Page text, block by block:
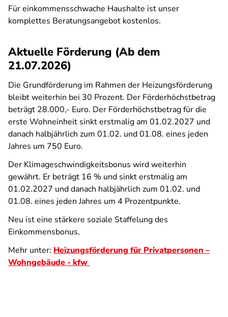
Für einkommensschwache Haushalte ist unser
komplettes Beratungsangebot kostenlos.
Aktuelle Förderung (Ab dem
21.07.2026)
Die Grundförderung im Rahmen der Heizungsförderung
bleibt weiterhin bei 30 Prozent. Der Förderhöchstbetrag
beträgt 28.000,- Euro. Der Förderhöchst­betrag für die
erste Wohn­einheit sinkt erstmalig am 01.02.2027 und
danach halb­jährlich zum 01.02. und 01.08. eines jeden
Jahres um 750 Euro.
Der Klimageschwindigkeits­bonus wird weiterhin
gewährt. Er beträgt 16 % und sinkt erstmalig am
01.02.2027 und danach halb­jährlich zum 01.02. und
01.08. eines jeden Jahres um 4 Prozentpunkte.
Neu ist eine stärkere soziale Staffelung des
Einkommensbonus,
Mehr unter: Heizungsförderung für Privatpersonen –
Wohngebäude - kfw